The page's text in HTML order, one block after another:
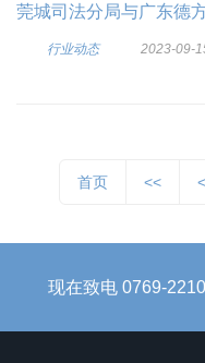
莞城司法分局与广东德
行业动态 2023-09-
首页 << <
现在致电 0769-